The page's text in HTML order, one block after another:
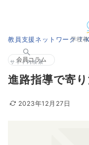
学校
サイト内検索
教員支援ネットワーク T-
会員コラム
進路指導で寄
2023年12月27日